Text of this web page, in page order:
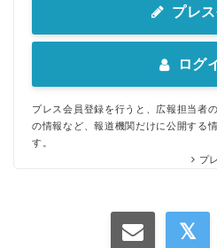
プレ
ログ
プレス会員登録を行うと、広報担当者
の情報など、報道機関だけに公開する
す。
プ